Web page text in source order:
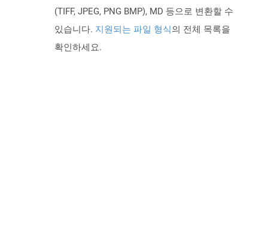
(TIFF, JPEG, PNG BMP), MD 등으로 변환할 수
있습니다. 지원되는 파일 형식의 전체 목록을
확인하세요.